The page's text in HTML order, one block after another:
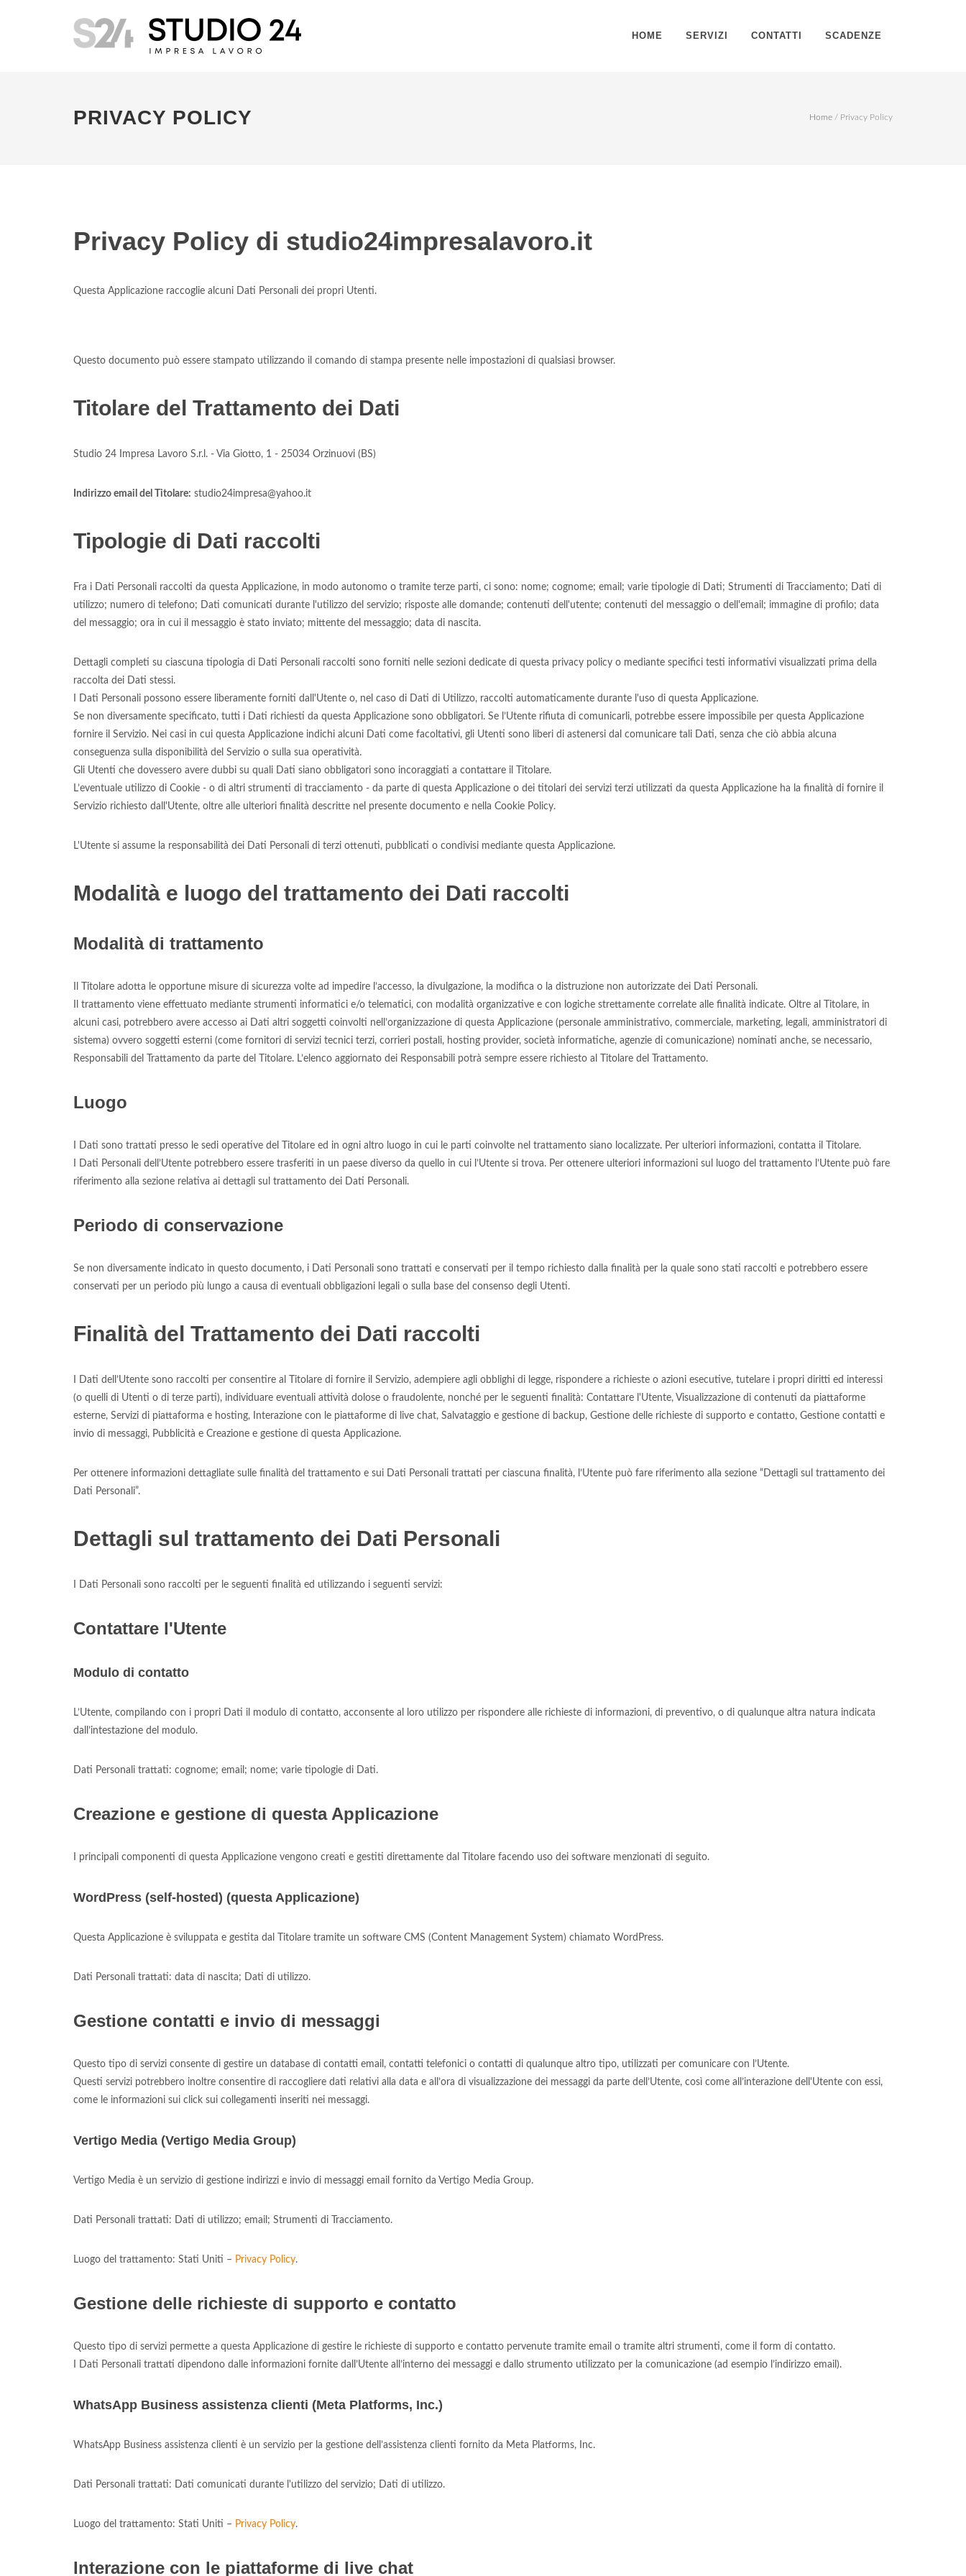
HOME SERVIZI CONTATTI SCADENZE
PRIVACY POLICY Home / Privacy Policy
Privacy Policy di studio24impresalavoro.it
Questa Applicazione raccoglie alcuni Dati Personali dei propri Utenti.
Questo documento può essere stampato utilizzando il comando di stampa presente nelle impostazioni di qualsiasi browser.
Titolare del Trattamento dei Dati
Studio 24 Impresa Lavoro S.r.l. - Via Giotto, 1 - 25034 Orzinuovi (BS)
Indirizzo email del Titolare: studio24impresa@yahoo.it
Tipologie di Dati raccolti
Fra i Dati Personali raccolti da questa Applicazione, in modo autonomo o tramite terze parti, ci sono: nome; cognome; email; varie tipologie di Dati; Strumenti di Tracciamento; Dati di
utilizzo; numero di telefono; Dati comunicati durante l'utilizzo del servizio; risposte alle domande; contenuti dell'utente; contenuti del messaggio o dell'email; immagine di profilo; data
del messaggio; ora in cui il messaggio è stato inviato; mittente del messaggio; data di nascita.
Dettagli completi su ciascuna tipologia di Dati Personali raccolti sono forniti nelle sezioni dedicate di questa privacy policy o mediante specifici testi informativi visualizzati prima della
raccolta dei Dati stessi.
I Dati Personali possono essere liberamente forniti dall'Utente o, nel caso di Dati di Utilizzo, raccolti automaticamente durante l'uso di questa Applicazione.
Se non diversamente specificato, tutti i Dati richiesti da questa Applicazione sono obbligatori. Se l’Utente rifiuta di comunicarli, potrebbe essere impossibile per questa Applicazione
fornire il Servizio. Nei casi in cui questa Applicazione indichi alcuni Dati come facoltativi, gli Utenti sono liberi di astenersi dal comunicare tali Dati, senza che ciò abbia alcuna
conseguenza sulla disponibilità del Servizio o sulla sua operatività.
Gli Utenti che dovessero avere dubbi su quali Dati siano obbligatori sono incoraggiati a contattare il Titolare.
L’eventuale utilizzo di Cookie - o di altri strumenti di tracciamento - da parte di questa Applicazione o dei titolari dei servizi terzi utilizzati da questa Applicazione ha la finalità di fornire il
Servizio richiesto dall'Utente, oltre alle ulteriori finalità descritte nel presente documento e nella Cookie Policy.
L'Utente si assume la responsabilità dei Dati Personali di terzi ottenuti, pubblicati o condivisi mediante questa Applicazione.
Modalità e luogo del trattamento dei Dati raccolti
Modalità di trattamento
Il Titolare adotta le opportune misure di sicurezza volte ad impedire l’accesso, la divulgazione, la modifica o la distruzione non autorizzate dei Dati Personali.
Il trattamento viene effettuato mediante strumenti informatici e/o telematici, con modalità organizzative e con logiche strettamente correlate alle finalità indicate. Oltre al Titolare, in
alcuni casi, potrebbero avere accesso ai Dati altri soggetti coinvolti nell’organizzazione di questa Applicazione (personale amministrativo, commerciale, marketing, legali, amministratori di
sistema) ovvero soggetti esterni (come fornitori di servizi tecnici terzi, corrieri postali, hosting provider, società informatiche, agenzie di comunicazione) nominati anche, se necessario,
Responsabili del Trattamento da parte del Titolare. L’elenco aggiornato dei Responsabili potrà sempre essere richiesto al Titolare del Trattamento.
Luogo
I Dati sono trattati presso le sedi operative del Titolare ed in ogni altro luogo in cui le parti coinvolte nel trattamento siano localizzate. Per ulteriori informazioni, contatta il Titolare.
I Dati Personali dell’Utente potrebbero essere trasferiti in un paese diverso da quello in cui l’Utente si trova. Per ottenere ulteriori informazioni sul luogo del trattamento l’Utente può fare
riferimento alla sezione relativa ai dettagli sul trattamento dei Dati Personali.
Periodo di conservazione
Se non diversamente indicato in questo documento, i Dati Personali sono trattati e conservati per il tempo richiesto dalla finalità per la quale sono stati raccolti e potrebbero essere
conservati per un periodo più lungo a causa di eventuali obbligazioni legali o sulla base del consenso degli Utenti.
Finalità del Trattamento dei Dati raccolti
I Dati dell’Utente sono raccolti per consentire al Titolare di fornire il Servizio, adempiere agli obblighi di legge, rispondere a richieste o azioni esecutive, tutelare i propri diritti ed interessi
(o quelli di Utenti o di terze parti), individuare eventuali attività dolose o fraudolente, nonché per le seguenti finalità: Contattare l'Utente, Visualizzazione di contenuti da piattaforme
esterne, Servizi di piattaforma e hosting, Interazione con le piattaforme di live chat, Salvataggio e gestione di backup, Gestione delle richieste di supporto e contatto, Gestione contatti e
invio di messaggi, Pubblicità e Creazione e gestione di questa Applicazione.
Per ottenere informazioni dettagliate sulle finalità del trattamento e sui Dati Personali trattati per ciascuna finalità, l’Utente può fare riferimento alla sezione “Dettagli sul trattamento dei
Dati Personali”.
Dettagli sul trattamento dei Dati Personali
I Dati Personali sono raccolti per le seguenti finalità ed utilizzando i seguenti servizi:
Contattare l'Utente
Modulo di contatto
L’Utente, compilando con i propri Dati il modulo di contatto, acconsente al loro utilizzo per rispondere alle richieste di informazioni, di preventivo, o di qualunque altra natura indicata
dall’intestazione del modulo.
Dati Personali trattati: cognome; email; nome; varie tipologie di Dati.
Creazione e gestione di questa Applicazione
I principali componenti di questa Applicazione vengono creati e gestiti direttamente dal Titolare facendo uso dei software menzionati di seguito.
WordPress (self-hosted) (questa Applicazione)
Questa Applicazione è sviluppata e gestita dal Titolare tramite un software CMS (Content Management System) chiamato WordPress.
Dati Personali trattati: data di nascita; Dati di utilizzo.
Gestione contatti e invio di messaggi
Questo tipo di servizi consente di gestire un database di contatti email, contatti telefonici o contatti di qualunque altro tipo, utilizzati per comunicare con l’Utente.
Questi servizi potrebbero inoltre consentire di raccogliere dati relativi alla data e all’ora di visualizzazione dei messaggi da parte dell’Utente, così come all’interazione dell'Utente con essi,
come le informazioni sui click sui collegamenti inseriti nei messaggi.
Vertigo Media (Vertigo Media Group)
Vertigo Media è un servizio di gestione indirizzi e invio di messaggi email fornito da Vertigo Media Group.
Dati Personali trattati: Dati di utilizzo; email; Strumenti di Tracciamento.
Luogo del trattamento: Stati Uniti – Privacy Policy.
Gestione delle richieste di supporto e contatto
Questo tipo di servizi permette a questa Applicazione di gestire le richieste di supporto e contatto pervenute tramite email o tramite altri strumenti, come il form di contatto.
I Dati Personali trattati dipendono dalle informazioni fornite dall’Utente all’interno dei messaggi e dallo strumento utilizzato per la comunicazione (ad esempio l’indirizzo email).
WhatsApp Business assistenza clienti (Meta Platforms, Inc.)
WhatsApp Business assistenza clienti è un servizio per la gestione dell’assistenza clienti fornito da Meta Platforms, Inc.
Dati Personali trattati: Dati comunicati durante l'utilizzo del servizio; Dati di utilizzo.
Luogo del trattamento: Stati Uniti – Privacy Policy.
Interazione con le piattaforme di live chat